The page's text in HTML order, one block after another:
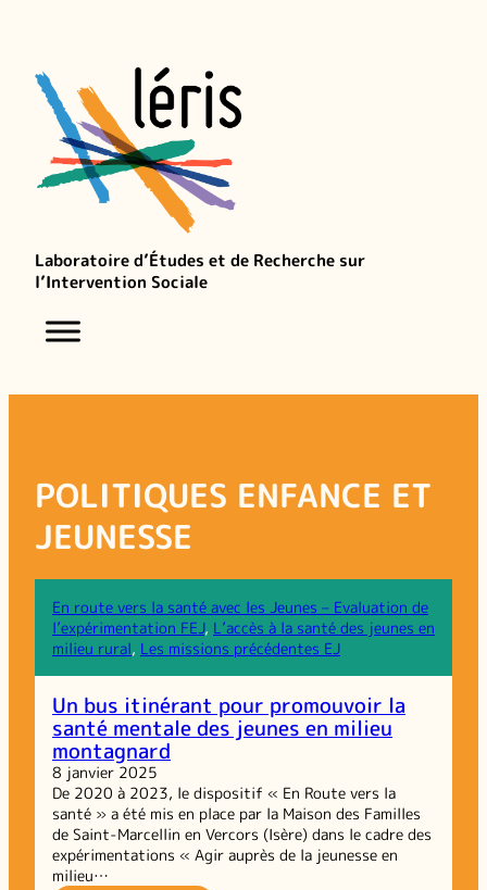
contenu
Laboratoire d’Études et de Recherche sur
l’Intervention Sociale
POLITIQUES ENFANCE ET
JEUNESSE
En route vers la santé avec les Jeunes – Evaluation de
l’expérimentation FEJ, L’accès à la santé des jeunes en
milieu rural, Les missions précédentes EJ
Un bus itinérant pour promouvoir la
santé mentale des jeunes en milieu
montagnard
8 janvier 2025
De 2020 à 2023, le dispositif « En Route vers la
santé » a été mis en place par la Maison des Familles
de Saint-Marcellin en Vercors (Isère) dans le cadre des
expérimentations « Agir auprès de la jeunesse en
milieu…